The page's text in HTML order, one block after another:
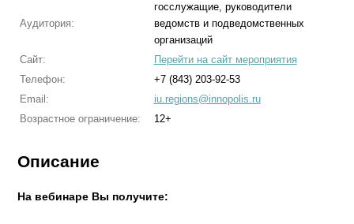
Аудитория:
госслужащие, руководители
ведомств и подведомственных
организаций
Сайт:
Перейти на сайт мероприятия
Телефон:
+7 (843) 203-92-53
Email:
iu.regions@innopolis.ru
Возрастное ограничение:
12+
Описание
На вебинаре Вы получите: